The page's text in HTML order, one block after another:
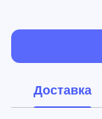
Доставка